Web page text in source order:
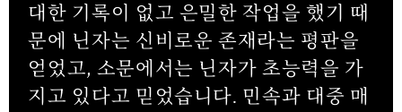
대한 기록이 없고 은밀한 작업을 했기 때
문에 닌자는 신비로운 존재라는 평판을
얻었고, 소문에서는 닌자가 초능력을 가
지고 있다고 믿었습니다. 민속과 대중 매